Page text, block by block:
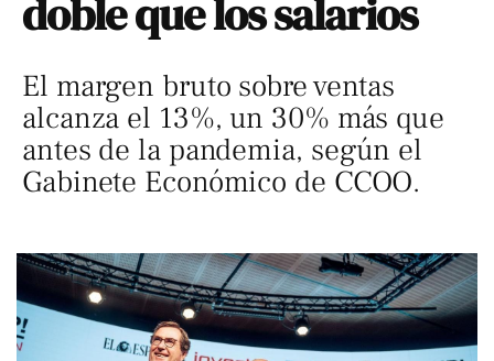
doble que los salarios
El margen bruto sobre ventas
alcanza el 13%, un 30% más que
antes de la pandemia, según el
Gabinete Económico de CCOO.